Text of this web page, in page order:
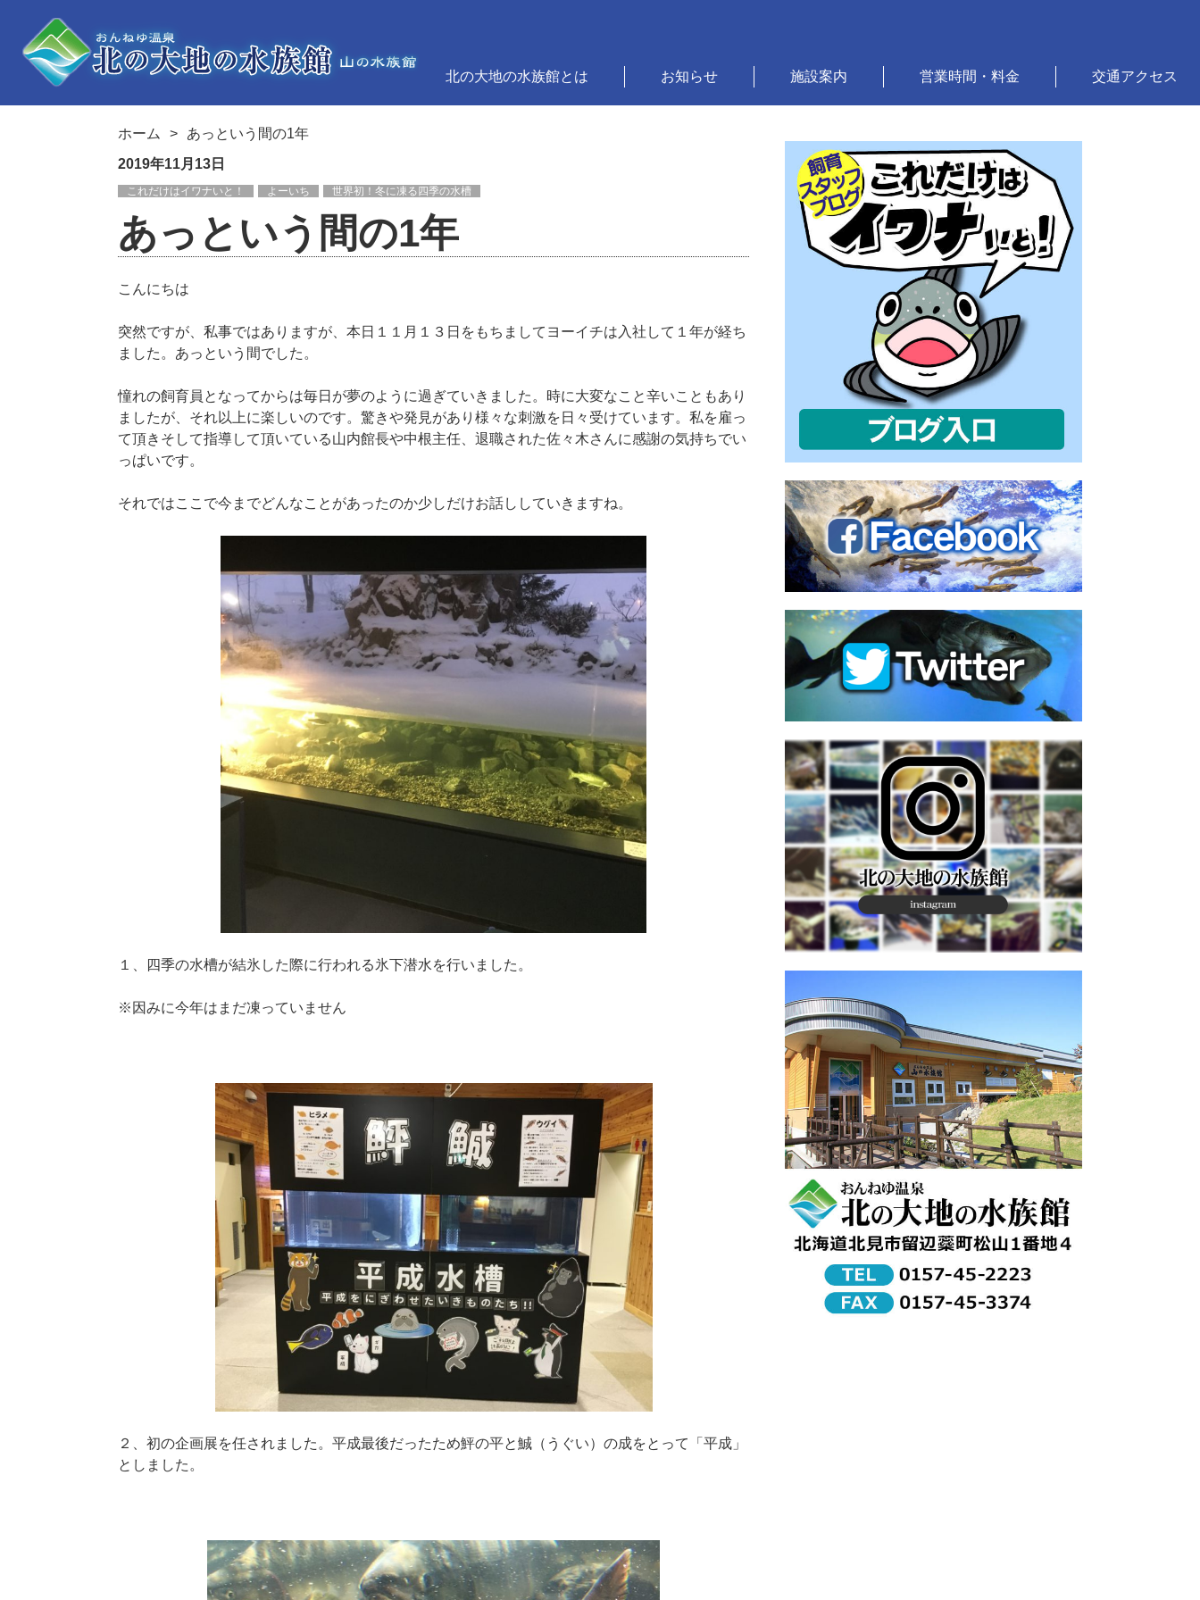
北の大地の水族館とは お知らせ 施設案内 営業時間・料金 交通アクセス
ホーム
あっという間の1年
2019年11月13日
これだけはイワナいと！ よーいち 世界初！冬に凍る四季の水槽
あっという間の1年
こんにちは
突然ですが、私事ではありますが、本日１１月１３日をもちましてヨーイチは入社して１年が経ち
ました。あっという間でした。
憧れの飼育員となってからは毎日が夢のように過ぎていきました。時に大変なこと辛いこともあり
ましたが、それ以上に楽しいのです。驚きや発見があり様々な刺激を日々受けています。私を雇っ
て頂きそして指導して頂いている山内館長や中根主任、退職された佐々木さんに感謝の気持ちでい
っぱいです。
それではここで今までどんなことがあったのか少しだけお話ししていきますね。
１、四季の水槽が結氷した際に行われる氷下潜水を行いました。
※因みに今年はまだ凍っていません
２、初の企画展を任されました。平成最後だったため鮃の平と鯎（うぐい）の成をとって「平成」
としました。